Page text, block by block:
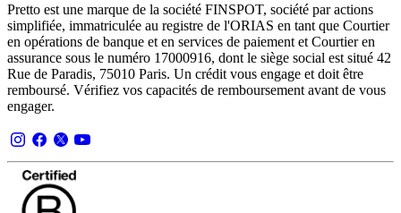
Pretto est une marque de la société FINSPOT, société par actions
simplifiée, immatriculée au registre de l'ORIAS en tant que Courtier
en opérations de banque et en services de paiement et Courtier en
assurance sous le numéro 17000916, dont le siège social est situé 42
Rue de Paradis, 75010 Paris. Un crédit vous engage et doit être
remboursé. Vérifiez vos capacités de remboursement avant de vous
engager.